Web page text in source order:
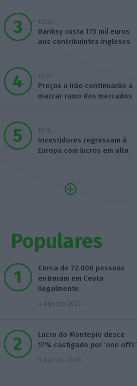
12:00
Banksy custa 175 mil euros
aos contribuintes ingleses
10:21
Preços o Irão continuarão a
marcar rumo dos mercados
10:10
Investidores regressam à
Europa com lucros em alta
Populares
Cerca de 72.000 pessoas
entraram em Ceuta
ilegalmente
4 Agosto 2026
Lucro do Montepio desce
17% castigado por ‘one offs’
5 Agosto 2026